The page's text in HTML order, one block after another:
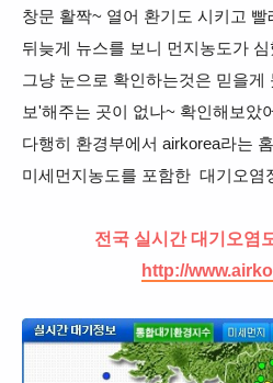
창문 활짝~ 열어 환기도 시키고 빨
뒤늦게 뉴스를 보니 먼지농도가
그냥 눈으로 확인하는것은 믿을게
보'해주는 곳이 없나~ 확인해보았
다행히 환경부에서 airkorea라는
미세먼지농도를 포함한 대기오염
전국 실시간 대기오염
http://